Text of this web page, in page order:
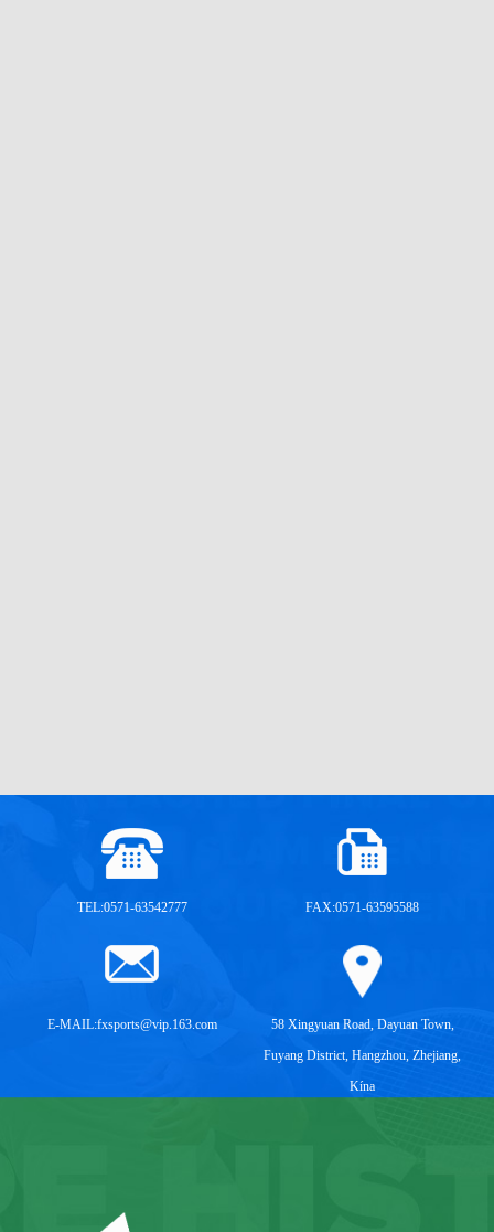
TEL:0571-63542777 FAX:0571-63595588
E-MAIL:fxsports@vip.163.com
58 Xingyuan Road, Dayuan Town,
Fuyang District, Hangzhou, Zhejiang,
Kína